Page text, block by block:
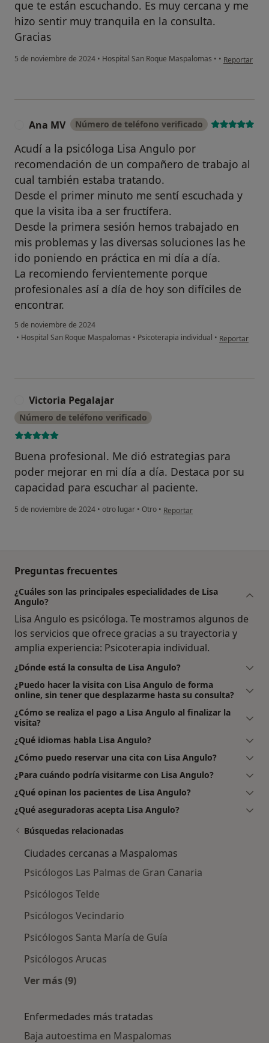
que te están escuchando. Es muy cercana y me
hizo sentir muy tranquila en la consulta.
Gracias
5 de noviembre de 2024 • Hospital San Roque Maspalomas • • en opinión
Reportar
Ana MV Número de teléfono verificado
Acudí a la psicóloga Lisa Angulo por
recomendación de un compañero de trabajo al
cual también estaba tratando.
Desde el primer minuto me sentí escuchada y
que la visita iba a ser fructífera.
Desde la primera sesión hemos trabajado en
mis problemas y las diversas soluciones las he
ido poniendo en práctica en mi día a día.
La recomiendo fervientemente porque
profesionales así a día de hoy son difíciles de
encontrar.
5 de noviembre de 2024
• Hospital San Roque Maspalomas • Psicoterapia individual • en opinión del
Reportar
Victoria Pegalajar
Número de teléfono verificado
Buena profesional. Me dió estrategias para
poder mejorar en mi día a día. Destaca por su
capacidad para escuchar al paciente.
5 de noviembre de 2024 • otro lugar • Otro • en opinión del usuario Victoria
Reportar
Preguntas frecuentes
¿Cuáles son las principales especialidades de Lisa
Angulo?
Lisa Angulo es psicóloga. Te mostramos algunos de
los servicios que ofrece gracias a su trayectoria y
amplia experiencia: Psicoterapia individual.
¿Dónde está la consulta de Lisa Angulo?
¿Puedo hacer la visita con Lisa Angulo de forma
online, sin tener que desplazarme hasta su consulta?
¿Cómo se realiza el pago a Lisa Angulo al finalizar la
visita?
¿Qué idiomas habla Lisa Angulo?
¿Cómo puedo reservar una cita con Lisa Angulo?
¿Para cuándo podría visitarme con Lisa Angulo?
¿Qué opinan los pacientes de Lisa Angulo?
¿Qué aseguradoras acepta Lisa Angulo?
Búsquedas relacionadas
Ciudades cercanas a Maspalomas
Psicólogos Las Palmas de Gran Canaria
Psicólogos Telde
Psicólogos Vecindario
Psicólogos Santa María de Guía
Psicólogos Arucas
Ver más (9)
Enfermedades más tratadas
Baja autoestima en Maspalomas